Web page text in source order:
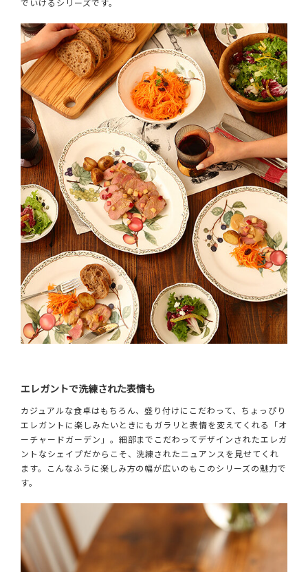
でいけるシリーズです。
エレガントで洗練された表情も
カジュアルな食卓はもちろん、盛り付けにこだわって、ちょっぴり
エレガントに楽しみたいときにもガラリと表情を変えてくれる「オ
ーチャードガーデン」。細部までこだわってデザインされたエレガ
ントなシェイプだからこそ、洗練されたニュアンスを見せてくれ
ます。こんなふうに楽しみ方の幅が広いのもこのシリーズの魅力で
す。